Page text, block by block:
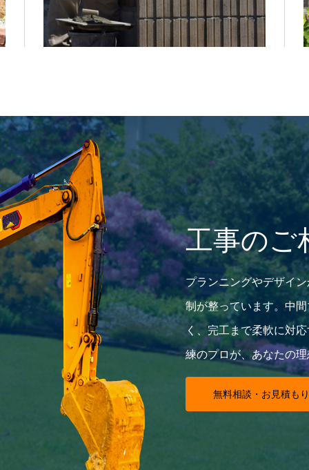
工事のご
プランニングやデザイ
制が整っています。中
く、完工まで柔軟に対
練のプロが、あなたの
無料相談・お見積もり